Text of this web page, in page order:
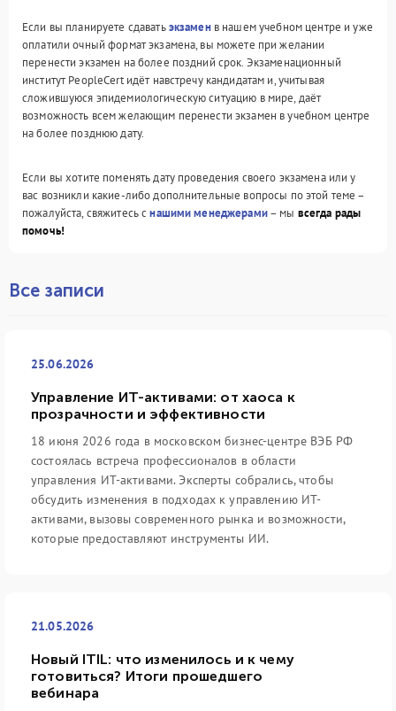
Если вы планируете сдаватьэкзаменв нашем учебном центре и уже
оплатили очный формат экзамена, вы можете при желании
перенести экзамен на более поздний срок. Экзаменационный
институт PeopleCert идёт навстречу кандидатам и, учитывая
сложившуюся эпидемиологическую ситуацию в мире, даёт
возможность всем желающим перенести экзамен в учебном центре
на более позднюю дату.
Если вы хотите поменять дату проведения своего экзамена или у
вас возникли какие-либо дополнительные вопросы по этой теме –
пожалуйста, свяжитесь снашими менеджерами– мы всегда рады
помочь!
Все записи
25.06.2026
Управление ИТ-активами: от хаоса к
прозрачности и эффективности
18 июня 2026 года в московском бизнес-центре ВЭБ РФ
состоялась встреча профессионалов в области
управления ИТ-активами. Эксперты собрались, чтобы
обсудить изменения в подходах к управлению ИТ-
активами, вызовы современного рынка и возможности,
которые предоставляют инструменты ИИ.
21.05.2026
Новый ITIL: что изменилось и к чему
готовиться? Итоги прошедшего
вебинара